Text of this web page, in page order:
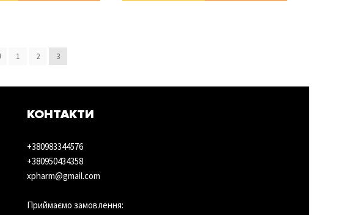
1 2 3
КОНТАКТИ
+380983344576
+380950434358
xpharm@gmail.com
Приймаємо замовлення: